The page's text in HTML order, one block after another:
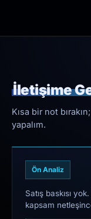
İletişime
Kısa bir not
yapalım.
Ön Analiz
Satış baskısı
kapsam